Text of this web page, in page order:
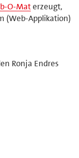
O-Materzeugt,
(Web-Applikation)
Ronja Endres